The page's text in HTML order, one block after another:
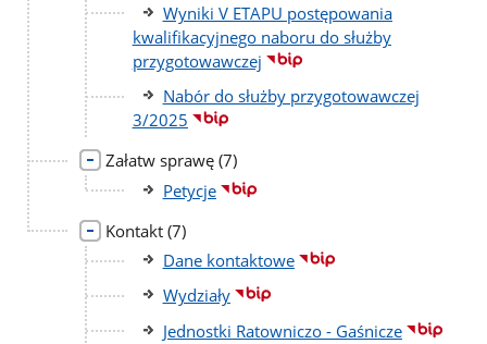
Wyniki V ETAPU postępowania
kwalifikacyjnego naboru do służby
przygotowawczej
Nabór do służby przygotowawczej
3/2025
Załatw sprawę liczba
podstron
(7)
Petycje
Kontakt liczba
podstron
(7)
Dane kontaktowe
Wydziały
Jednostki Ratowniczo - Gaśnicze